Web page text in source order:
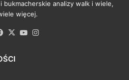
bukmacherskie analizy walk i wiele,
więcej.
Facebook
X YouTube